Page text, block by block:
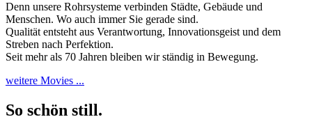
Denn unsere Rohrsysteme verbinden Städte, Gebäude und
Menschen. Wo auch immer Sie gerade sind.
Qualität entsteht aus Verantwortung, Innovationsgeist und dem
Streben nach Perfektion.
Seit mehr als 70 Jahren bleiben wir ständig in Bewegung.
weitere Movies ...
So schön still.